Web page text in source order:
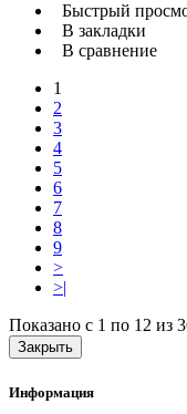
Быстрый
В закладки
В сравнение
1
2
3
4
5
6
7
8
9
>
>|
Показано с 1 по 12 из
Закрыть
Информация